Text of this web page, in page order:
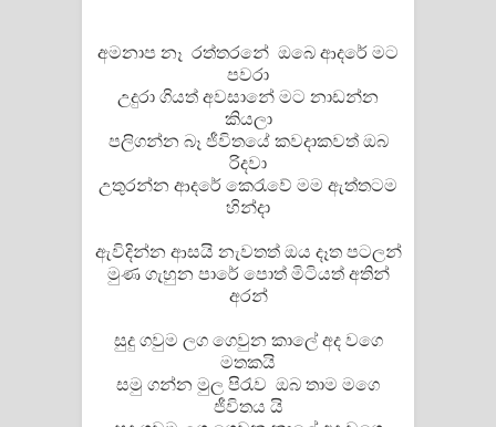
Akahe Indala Song Lyrics - ආකාහේ
ඉඳලා ගීතයේ පද පෙළ
Raawaya Song Lyrics - රාවය ගීතයේ
Saddeta Denna Song Lyrics - සද්දෙට
දෙන්න ගීතයේ පද පෙළ
Kaalaya Song Lyrics - කාලය ගීතයේ පද
පෙළ
අමනාප නෑ රත්තරනේ ඔබෙ ආදරේ මට
පවරා
උදුරා ගියත් අවසානේ මට නාඩන්න
කියලා
පලිගන්න බෑ ජීවිතයේ කවදාකවත් ඔබ
රිදවා
උතුරන්න ආදරේ කෙරැවේ මම ඇත්තටම
හින්දා
ඇවිදින්න ආසයි නැවතත් ඔය දෑත පටලන්
මුණ ගැහුන පාරේ පොත් මිටියත් අතින්
අරන්
සුදු ගවුම ලග ගෙවුන කාලේ අද වගෙ
මතකයි
සමු ගන්න මුල පිරැව ඔබ තාම මගෙ
ජීවිතය යි